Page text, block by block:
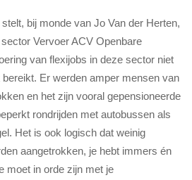
bij monde van Jo Van der Herten,
Vervoer ACV Openbare
van flexijobs in deze sector niet
Er werden amper mensen van
en het zijn vooral gepensioneerde
rondrijden met autobussen als
Het is ook logisch dat weinig
aangetrokken, je hebt immers én
moet in orde zijn met je